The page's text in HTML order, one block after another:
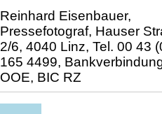
Reinhard Eisenbauer,
Pressefotograf, Hauser
2/6, 4040 Linz, Tel. 00 43
165 4499,
OOE, BIC RZ